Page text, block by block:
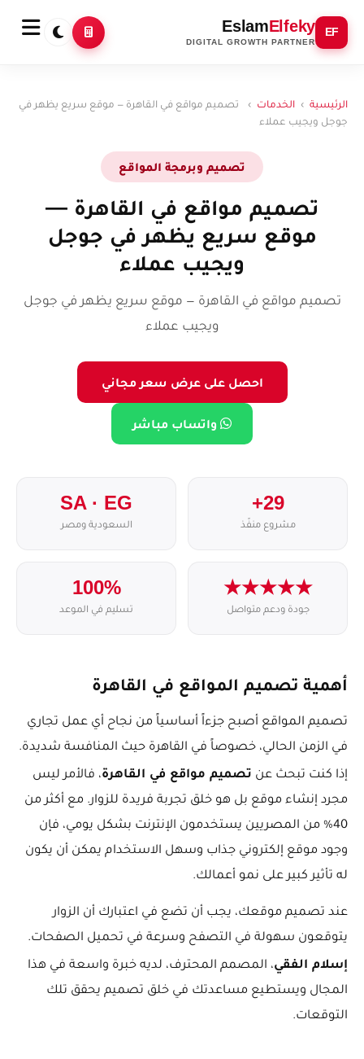
EF
EslamElfeky
DIGITAL GROWTH PARTNER
الرئيسية › الخدمات ›
تصميم مواقع في القاهرة — موقع سريع يظهر في
جوجل ويجيب عملاء
تصميم وبرمجة المواقع
تصميم مواقع في القاهرة —
موقع سريع يظهر في جوجل
ويجيب عملاء
تصميم مواقع في القاهرة — موقع سريع يظهر في جوجل
ويجيب عملاء
احصل على عرض سعر مجاني
واتساب مباشر
29+
مشروع منفّذ
SA · EG
السعودية ومصر
★★★★★
جودة ودعم متواصل
100%
تسليم في الموعد
أهمية تصميم المواقع في القاهرة
تصميم المواقع أصبح جزءاً أساسياً من نجاح أي عمل تجاري
في الزمن الحالي، خصوصاً في القاهرة حيث المنافسة شديدة.
إذا كنت تبحث عن تصميم مواقع في القاهرة، فالأمر ليس
مجرد إنشاء موقع بل هو خلق تجربة فريدة للزوار. مع أكثر من
40% من المصريين يستخدمون الإنترنت بشكل يومي، فإن
وجود موقع إلكتروني جذاب وسهل الاستخدام يمكن أن يكون
له تأثير كبير على نمو أعمالك.
عند تصميم موقعك، يجب أن تضع في اعتبارك أن الزوار
يتوقعون سهولة في التصفح وسرعة في تحميل الصفحات.
إسلام الفقي، المصمم المحترف، لديه خبرة واسعة في هذا
المجال ويستطيع مساعدتك في خلق تصميم يحقق تلك
التوقعات.